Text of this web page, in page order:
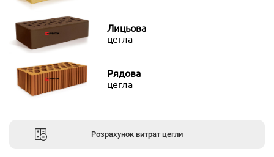
Лицьова
цегла
Рядова
цегла
Розрахунок витрат цегли